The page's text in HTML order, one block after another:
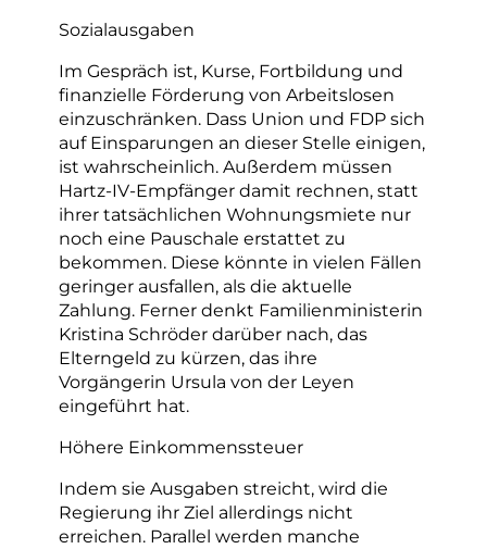
Sozialausgaben
Im Gespräch ist, Kurse, Fortbildung und
finanzielle Förderung von Arbeitslosen
einzuschränken. Dass Union und FDP sich
auf Einsparungen an dieser Stelle einigen,
ist wahrscheinlich. Außerdem müssen
Hartz-IV-Empfänger damit rechnen, statt
ihrer tatsächlichen Wohnungsmiete nur
noch eine Pauschale erstattet zu
bekommen. Diese könnte in vielen Fällen
geringer ausfallen, als die aktuelle
Zahlung. Ferner denkt Familienministerin
Kristina Schröder darüber nach, das
Elterngeld zu kürzen, das ihre
Vorgängerin Ursula von der Leyen
eingeführt hat.
Höhere Einkommenssteuer
Indem sie Ausgaben streicht, wird die
Regierung ihr Ziel allerdings nicht
erreichen. Parallel werden manche